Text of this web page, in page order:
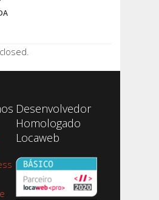
Desenvolvedor
Homologado
Locaweb